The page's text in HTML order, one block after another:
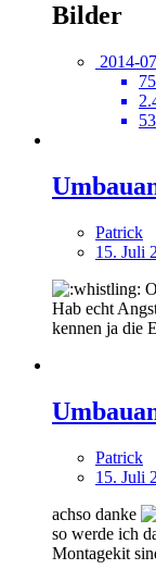
Bilder
2014-
53
Patrick
15. Juli
Hab echt
kennen ja die
Patrick
15. Juli
achso danke
so werde ich
Montagekit